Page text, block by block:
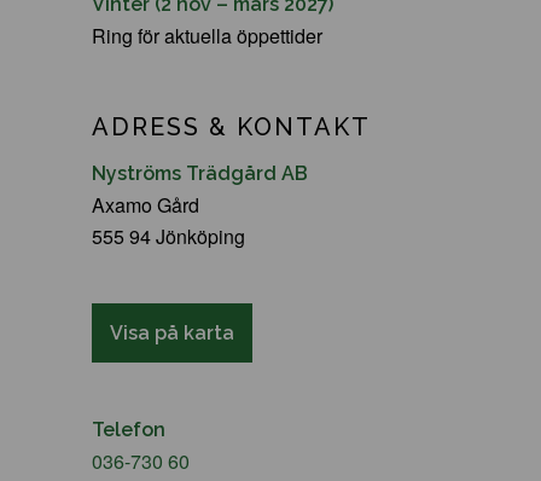
Vinter (2 nov – mars 2027)
Ring för aktuella öppettider
ADRESS & KONTAKT
Nyströms Trädgård AB
Axamo Gård
555 94 Jönköping
Visa på karta
Telefon
036-730 60